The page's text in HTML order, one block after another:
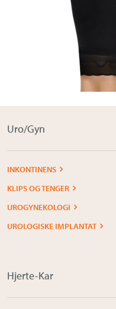
Uro/Gyn
INKONTINENS
KLIPS OG TENGER
UROGYNEKOLOGI
UROLOGISKE IMPLANTAT
Hjerte-Kar